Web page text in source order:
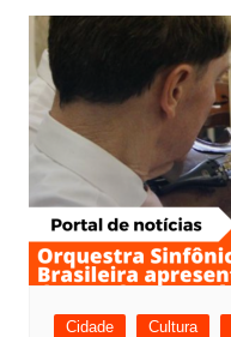
Cidade Cultura